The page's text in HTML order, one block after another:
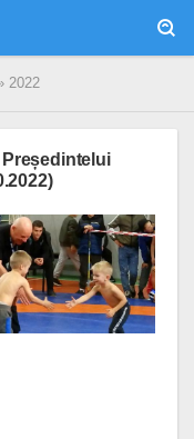
2022
Președintelui